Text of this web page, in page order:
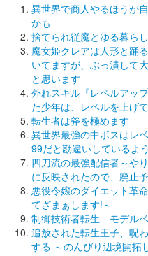
異世界で商人やるほうが
かも
捨てられ従魔とゆる暮らし
魔女姫クレアは人形と踊
いてますが、ぶっ潰して
と思います
外れスキル『レベルアッ
た少年は、レベルを上げ
転生者は斧を極めます
異世界最強の中ボスはレ
99だと勘違いしているよ
四刀流の最強配信者～や
に反映されたので、廃止
悪役令嬢のダイエット革
てざまぁします!～
制御技術者転生 モデル
追放された転生王子、呪
する ～のんびり辺境開拓